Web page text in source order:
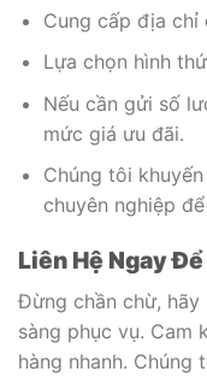
Cung cấp địa chỉ
Lựa chọn hình
Nếu cần gửi số
mức giá ưu đãi.
Chúng tôi
chuyên nghiệp
Liên Hệ Ngay
Đừng chần chừ, hãy
sàng phục vụ. Cam
hàng nhanh.